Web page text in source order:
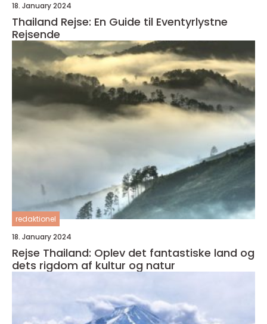
18. January 2024
Thailand Rejse: En Guide til Eventyrlystne
Rejsende
redaktionel
18. January 2024
Rejse Thailand: Oplev det fantastiske land og
dets rigdom af kultur og natur